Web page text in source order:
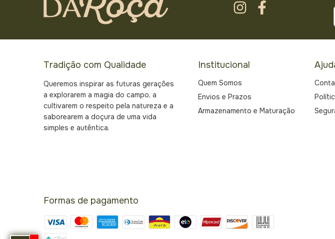
Tradição com Qualidade
Queremos inspirar as futuras gerações
a explorarem a magia do campo, a
cultivarem o respeito pela natureza e a
saborearem a doçura de uma vida
simples e autêntica.
Institucional
Quem Somos
Envios e Prazos
Armazenamento e Maturação
Formas de pagamento